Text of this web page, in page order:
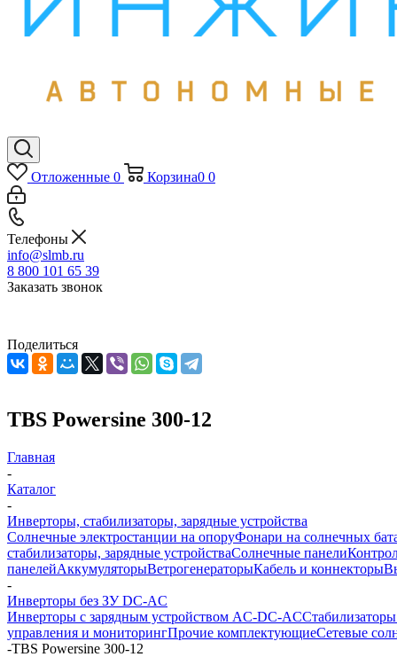
Отложенные 0 Корзина0 0
Телефоны
info@slmb.ru
8 800 101 65 39
Заказать звонок
Поделиться
TBS Powersine 300-12
Главная
-
Каталог
-
Инверторы, стабилизаторы, зарядные устройства
Солнечные электростанции на опоруФонари на солнечных
стабилизаторы, зарядные устройстваСолнечные панели
панелейАккумуляторыВетрогенераторыКабель и коннекторы
-
Инверторы без ЗУ DC-AC
Инверторы с зарядным устройством AC-DC-AC
управления и мониторингПрочие комплектующиеСетевые
-TBS Powersine 300-12